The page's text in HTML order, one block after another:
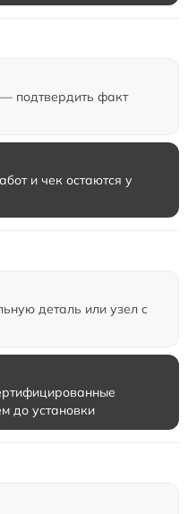
подтвердить факт
и чек остаются у
деталь или узел с
до установки